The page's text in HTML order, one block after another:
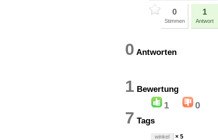
0
Stimmen
1
Antwort
0 Antworten
1 Bewertung
1 0
7 Tags
winkel × 5